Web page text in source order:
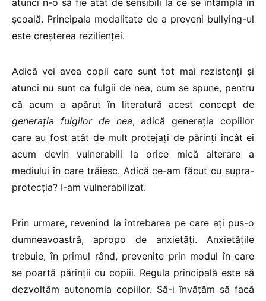
școală. Principala modalitate de a preveni bullying-ul
este creșterea rezilienței.
Adică vei avea copii care sunt tot mai rezistenți și
atunci nu sunt ca fulgii de nea, cum se spune, pentru
că acum a apărut în literatură acest concept de
generația fulgilor de nea, adică generația copiilor
care au fost atât de mult protejați de părinți încât ei
acum devin vulnerabili la orice mică alterare a
mediului în care trăiesc. Adică ce-am făcut cu supra-
protecția? I-am vulnerabilizat.
Prin urmare, revenind la întrebarea pe care ați pus-o
dumneavoastră, apropo de anxietăți. Anxietățile
trebuie, în primul rând, prevenite prin modul în care
se poartă părinții cu copiii. Regula principală este să
dezvoltăm autonomia copiilor. Să-i învățăm să facă